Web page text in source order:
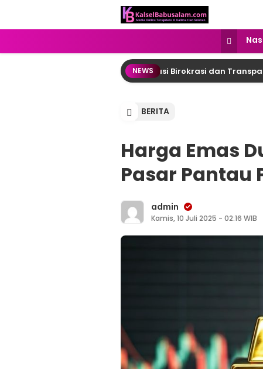
Menyuarakan Kalsel,
NEWS
Raya: DPRD Desak Reformasi Birokrasi dan Transparansi
BERITA
Harga Emas
Pasar Pantau
admin
Kamis, 10 Juli 2025 - 02:16 WIB